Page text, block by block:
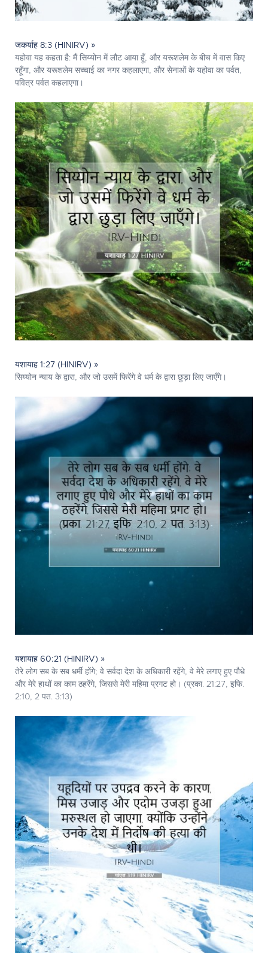
जकर्याह 8:3 (HINIRV) »
यहोवा यह कहता है: मैं सिय्योन में लौट आया हूँ, और यरूशलेम के बीच में वास किए
रहूँगा, और यरूशलेम सच्चाई का नगर कहलाएगा, और सेनाओं के यहोवा का पर्वत,
पवित्र पर्वत कहलाएगा।
यशायाह 1:27 (HINIRV) »
सिय्योन न्याय के द्वारा, और जो उसमें फिरेंगे वे धर्म के द्वारा छुड़ा लिए जाएँगे।
यशायाह 60:21 (HINIRV) »
तेरे लोग सब के सब धर्मी होंगे; वे सर्वदा देश के अधिकारी रहेंगे, वे मेरे लगाए हुए पौधे
और मेरे हाथों का काम ठहरेंगे, जिससे मेरी महिमा प्रगट हो। (प्रका. 21:27, इफि.
2:10, 2 पत. 3:13)